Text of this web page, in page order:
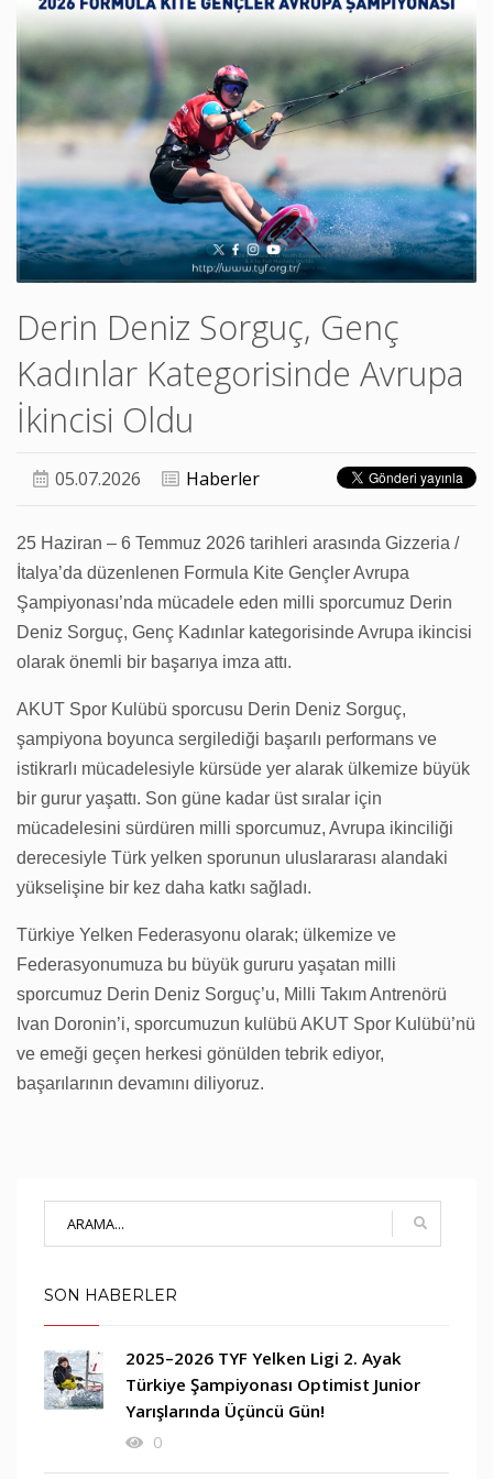
Derin Deniz Sorguç, Genç
Kadınlar Kategorisinde Avrupa
İkincisi Oldu
05.07.2026 Haberler
25 Haziran – 6 Temmuz 2026 tarihleri arasında Gizzeria /
İtalya’da düzenlenen Formula Kite Gençler Avrupa
Şampiyonası’nda mücadele eden milli sporcumuz Derin
Deniz Sorguç, Genç Kadınlar kategorisinde Avrupa ikincisi
olarak önemli bir başarıya imza attı.
AKUT Spor Kulübü sporcusu Derin Deniz Sorguç,
şampiyona boyunca sergilediği başarılı performans ve
istikrarlı mücadelesiyle kürsüde yer alarak ülkemize büyük
bir gurur yaşattı. Son güne kadar üst sıralar için
mücadelesini sürdüren milli sporcumuz, Avrupa ikinciliği
derecesiyle Türk yelken sporunun uluslararası alandaki
yükselişine bir kez daha katkı sağladı.
Türkiye Yelken Federasyonu olarak; ülkemize ve
Federasyonumuza bu büyük gururu yaşatan milli
sporcumuz Derin Deniz Sorguç’u, Milli Takım Antrenörü
Ivan Doronin’i, sporcumuzun kulübü AKUT Spor Kulübü’nü
ve emeği geçen herkesi gönülden tebrik ediyor,
başarılarının devamını diliyoruz.
SON HABERLER
2025–2026 TYF Yelken Ligi 2. Ayak
Türkiye Şampiyonası Optimist Junior
Yarışlarında Üçüncü Gün!
0